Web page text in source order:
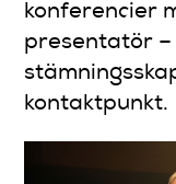
konferencier
presentatör –
kontaktpunkt.